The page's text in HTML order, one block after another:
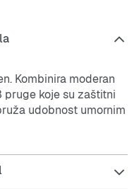
Kombinira moderan
koje su zaštitni
udobnost umornim